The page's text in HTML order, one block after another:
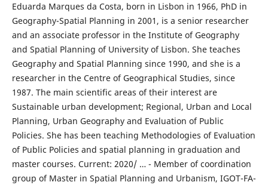
Eduarda Marques da Costa, born in Lisbon in 1966, PhD in
Geography-Spatial Planning in 2001, is a senior researcher
and an associate professor in the Institute of Geography
and Spatial Planning of University of Lisbon. She teaches
Geography and Spatial Planning since 1990, and she is a
researcher in the Centre of Geographical Studies, since
1987. The main scientific areas of their interest are
Sustainable urban development; Regional, Urban and Local
Planning, Urban Geography and Evaluation of Public
Policies. She has been teaching Methodologies of Evaluation
of Public Policies and spatial planning in graduation and
master courses. Current: 2020/ … - Member of coordination
group of Master in Spatial Planning and Urbanism, IGOT-FA-